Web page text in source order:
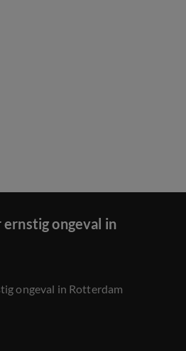
ongeval in
ongeval in Rotterdam